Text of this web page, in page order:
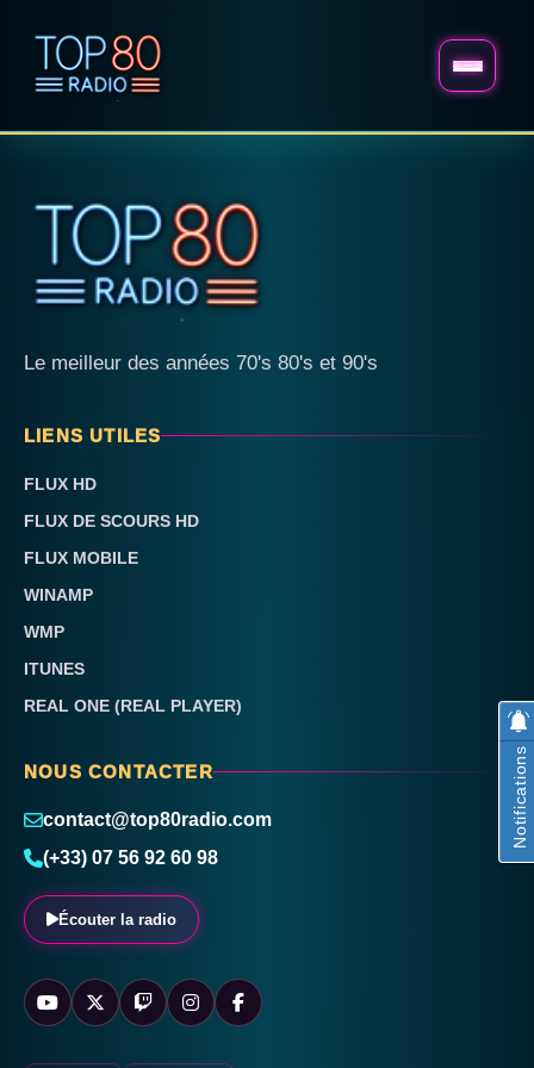
Le meilleur des années 70's 80's et 90's
LIENS UTILES
FLUX HD
FLUX DE SCOURS HD
FLUX MOBILE
WINAMP
WMP
ITUNES
REAL ONE (REAL PLAYER)
NOUS CONTACTER
contact@top80radio.com
(+33) 07 56 92 60 98
Écouter la radio
Notifications